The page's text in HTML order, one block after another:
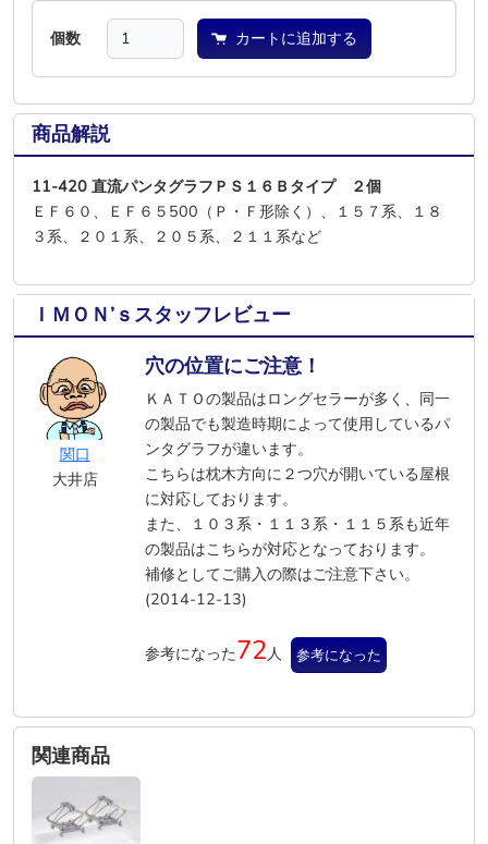
個数 カートに追加する
商品解説
11-420 直流パンタグラフＰＳ１６Ｂタイプ ２個
ＥＦ６０、ＥＦ６５500（Ｐ・Ｆ形除く）、１５７系、１８
３系、２０１系、２０５系、２１１系など
ＩＭＯＮ’ｓスタッフレビュー
関口
大井店
穴の位置にご注意！
ＫＡＴＯの製品はロングセラーが多く、同一
の製品でも製造時期によって使用しているパ
ンタグラフが違います。
こちらは枕木方向に２つ穴が開いている屋根
に対応しております。
また、１０３系・１１３系・１１５系も近年
の製品はこちらが対応となっております。
補修としてご購入の際はご注意下さい。
(2014-12-13)
参考になった72人 参考になった
関連商品